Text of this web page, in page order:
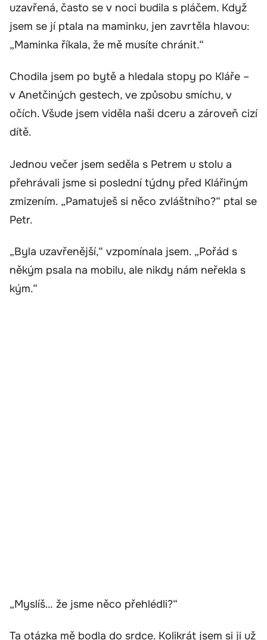
uzavřená, často se v noci budila s pláčem. Když
jsem se jí ptala na maminku, jen zavrtěla hlavou:
„Maminka říkala, že mě musíte chránit.“
Chodila jsem po bytě a hledala stopy po Kláře –
v Anetčiných gestech, ve způsobu smíchu, v
očích. Všude jsem viděla naši dceru a zároveň cizí
dítě.
Jednou večer jsem seděla s Petrem u stolu a
přehrávali jsme si poslední týdny před Klářiným
zmizením. „Pamatuješ si něco zvláštního?“ ptal se
Petr.
„Byla uzavřenější,“ vzpomínala jsem. „Pořád s
někým psala na mobilu, ale nikdy nám neřekla s
kým.“
„Myslíš… že jsme něco přehlédli?“
Ta otázka mě bodla do srdce. Kolikrát jsem si ji už